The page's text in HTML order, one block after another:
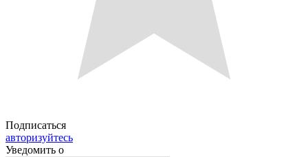
Подписаться
авторизуйтесь
Уведомить о